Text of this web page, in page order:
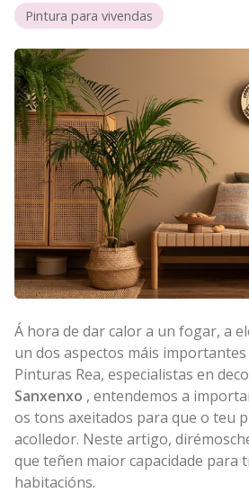
Pintura para vivendas
Á hora de dar calor a un fogar, a
un dos aspectos máis
Pinturas Rea, especialistas en
Sanxenxo , entendemos a
os tons axeitados para que o teu
acolledor. Neste artigo,
que teñen maior capacidade para
habitacións.